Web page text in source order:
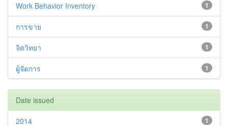
1
Work Behavior Inventory
1
การขาย
1
จิตวิทยา
1
ผู้จัดการ
Date issued
1
2014